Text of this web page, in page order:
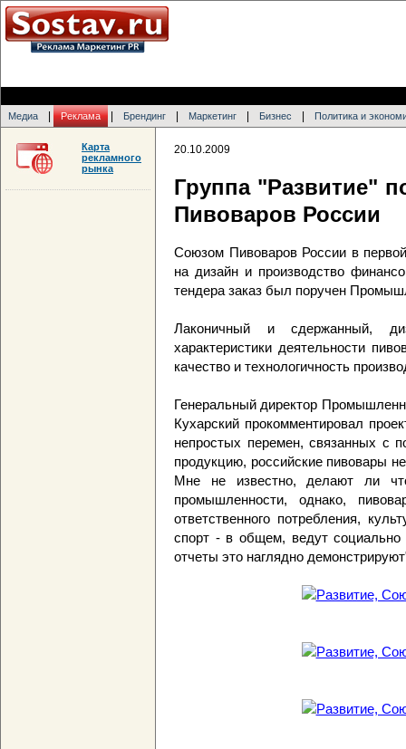
Медиа Реклама Брендинг Маркетинг Бизнес Политика и
20.10.2009
Группа "Развитие"
Пивоваров России
Союзом Пивоваров России в
на дизайн и производство
тендера заказ был поручен
Лаконичный и сдержанный,
характеристики деятельности
качество и технологичность
Генеральный директор
Кухарский прокомментировал
непростых перемен, связанных с
продукцию, российские пивовары
Мне не известно, делают ли
промышленности, однако,
ответственного потребления,
спорт - в общем, ведут социально
отчеты это наглядно
Карта
рекламного
рынка